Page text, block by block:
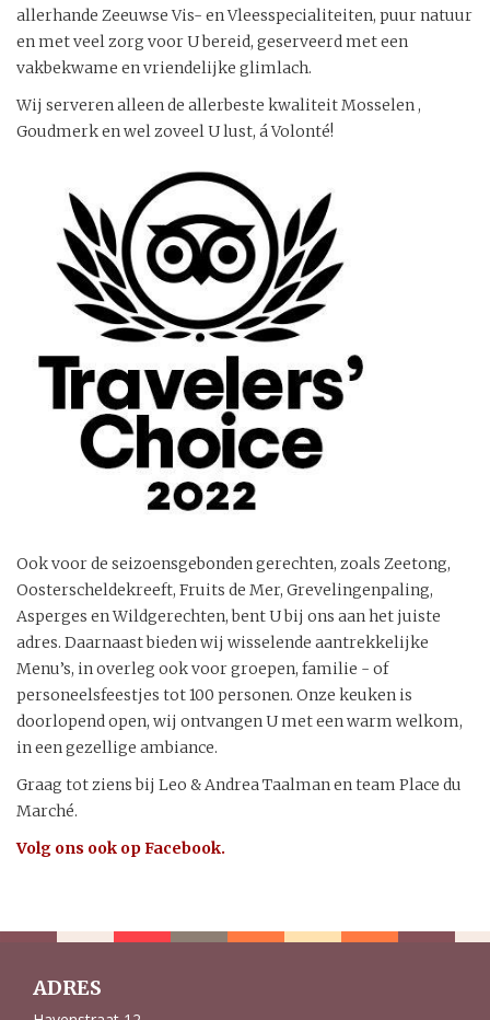
allerhande Zeeuwse Vis- en Vleesspecialiteiten, puur natuur
en met veel zorg voor U bereid, geserveerd met een
vakbekwame en vriendelijke glimlach.
Wij serveren alleen de allerbeste kwaliteit Mosselen ,
Goudmerk en wel zoveel U lust, á Volonté!
Ook voor de seizoensgebonden gerechten, zoals Zeetong,
Oosterscheldekreeft, Fruits de Mer, Grevelingenpaling,
Asperges en Wildgerechten, bent U bij ons aan het juiste
adres. Daarnaast bieden wij wisselende aantrekkelijke
Menu’s, in overleg ook voor groepen, familie - of
personeelsfeestjes tot 100 personen. Onze keuken is
doorlopend open, wij ontvangen U met een warm welkom,
in een gezellige ambiance.
Graag tot ziens bij Leo & Andrea Taalman en team Place du
Marché.
Volg ons ook op Facebook.
ADRES